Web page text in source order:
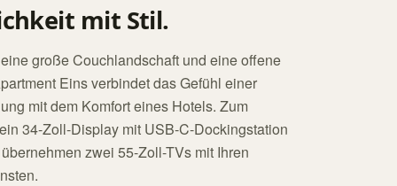
mit Stil.
große Couchlandschaft und eine offene
Eins verbindet das Gefühl einer
mit dem Komfort eines Hotels. Zum
34-Zoll-Display mit USB-C-Dockingstation
zwei 55-Zoll-TVs mit Ihren